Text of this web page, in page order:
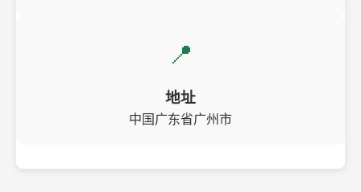
📍
地址
中国广东省广州市